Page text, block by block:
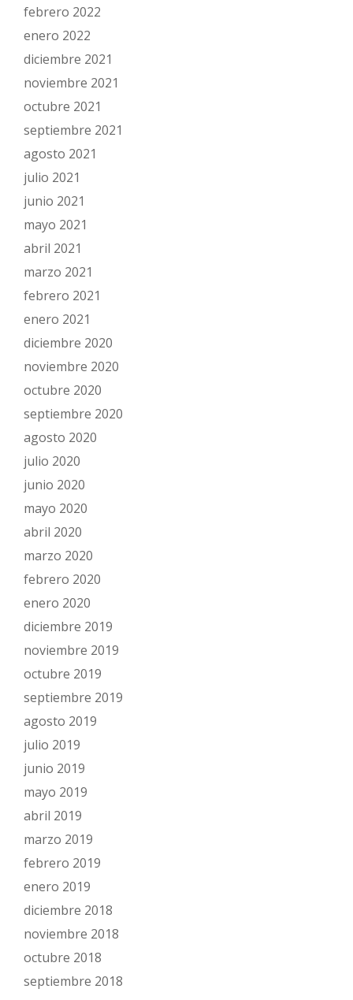
febrero 2022
enero 2022
diciembre 2021
noviembre 2021
octubre 2021
septiembre 2021
agosto 2021
julio 2021
junio 2021
mayo 2021
abril 2021
marzo 2021
febrero 2021
enero 2021
diciembre 2020
noviembre 2020
octubre 2020
septiembre 2020
agosto 2020
julio 2020
junio 2020
mayo 2020
abril 2020
marzo 2020
febrero 2020
enero 2020
diciembre 2019
noviembre 2019
octubre 2019
septiembre 2019
agosto 2019
julio 2019
junio 2019
mayo 2019
abril 2019
marzo 2019
febrero 2019
enero 2019
diciembre 2018
noviembre 2018
octubre 2018
septiembre 2018